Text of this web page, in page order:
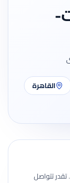
القاهرة
تتواصل